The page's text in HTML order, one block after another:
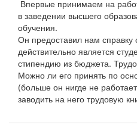
Впервые принимаем на
в заведении высшего
обучения.
Он предоставил нам справку
действительно является
стипендию из бюджета.
Можно ли его принять по
(больше он нигде не
заводить на него трудовую